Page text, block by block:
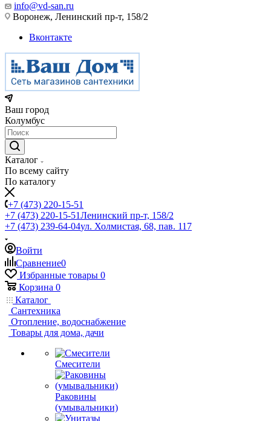
info@vd-san.ru
Воронеж, Ленинский пр-т, 158/2
Вконтакте
Ваш город
Колумбус
Каталог
По всему сайту
По каталогу
+7 (473) 220-15-51
+7 (473) 220-15-51Ленинский пр-т, 158/2
+7 (473) 239-64-04ул. Холмистая, 68, пав. 117
Войти
Сравнение0
Избранные товары 0
Корзина 0
Каталог
Сантехника
Отопление, водоснабжение
Товары для дома, дачи
Смесители
Раковины
(умывальники)